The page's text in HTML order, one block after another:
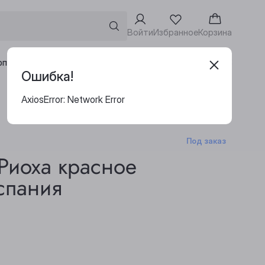
ВойтиИзбранноеКорзина
клиентам Адреса винотек
Под заказ
красное
Ошибка!
AxiosError: Network Error